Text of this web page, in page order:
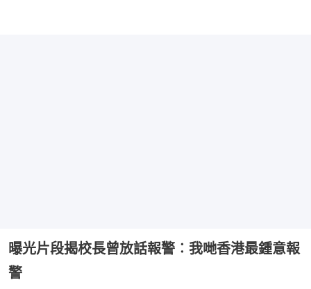
曝光片段揭校長曾放話報警︰我哋香港最鍾意報
警